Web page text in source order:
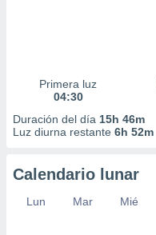
Primera luz
04:30
Duración del día 15h 46m
Luz diurna restante 6h 52m
Calendario lunar
Lun Mar Mié